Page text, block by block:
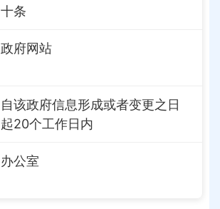
十条
政府网站
自该政府信息形成或者变更之日
起20个工作日内
办公室